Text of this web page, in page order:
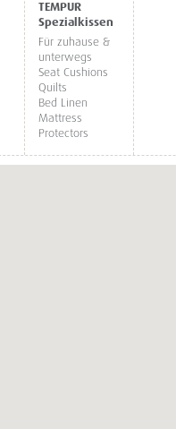
TEMPUR
Spezialkissen
Für zuhause &
unterwegs
Seat Cushions
Quilts
Bed Linen
Mattress
Protectors